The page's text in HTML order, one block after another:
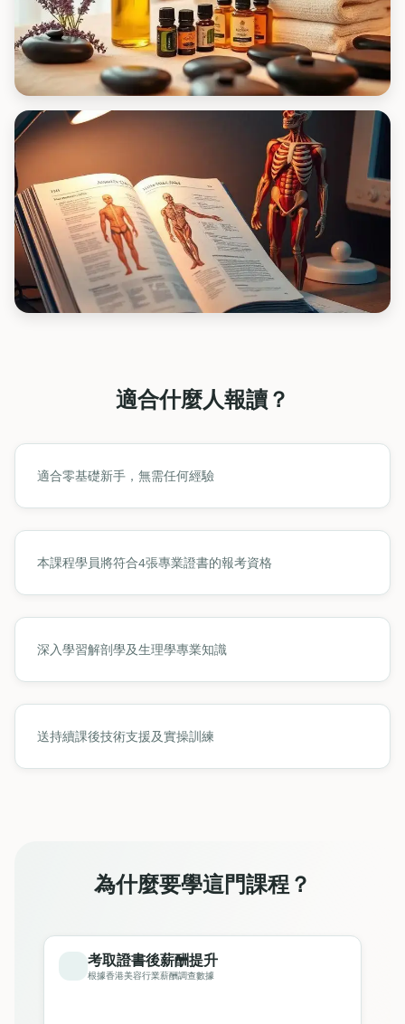
適合什麼人報讀？
適合零基礎新手，無需任何經驗
本課程學員將符合4張專業證書的報考資格
深入學習解剖學及生理學專業知識
送持續課後技術支援及實操訓練
為什麼要學這門課程？
考取證書後薪酬提升
根據香港美容行業薪酬調查數據